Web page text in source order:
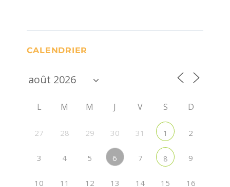
CALENDRIER
L M M J V S D
27 28 29 30 31 1 2
3 4 5 6 7 8 9
10 11 12 13 14 15 16